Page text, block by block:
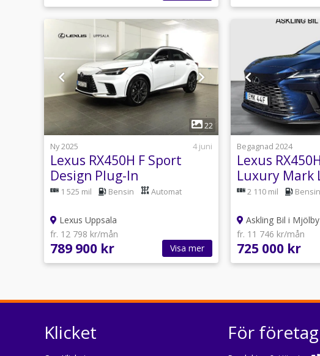
1
22
Ny 2025
4 juni
Lexus RX450H F Sport
Design Plug-In
1 525 mil Bensin Automat
Lexus Uppsala
fr. 12 798 kr/mån
789 900 kr Visa mer
1
Begagnad 2024
Lexus
Luxury Mark
Dragkrok
2 110 mil Bensin
Askling Bil i Mjölby
fr. 11 746 kr/mån
725 000 kr
Klicket För företag